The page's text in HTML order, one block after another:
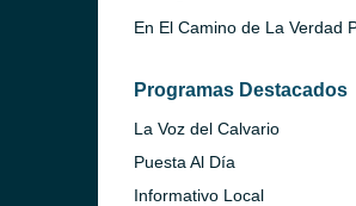
En El Camino de La Verdad
Programas Destacados
La Voz del Calvario
Puesta Al Día
Informativo Local